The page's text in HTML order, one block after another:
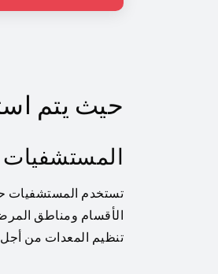
حيث يتم
المستشفيات
تستخدم المستشفيات
الأقسام ومناطق
تنظيم المعدات من